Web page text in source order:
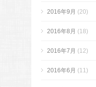
2016年9月 (20)
2016年8月 (18)
2016年7月 (12)
2016年6月 (11)